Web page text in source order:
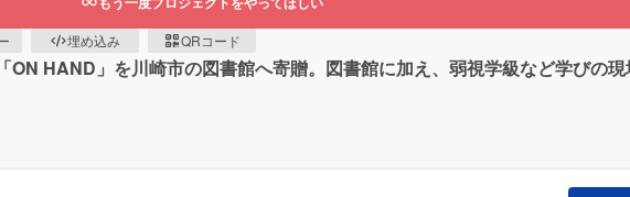
埋め込み QRコード
HAND」を川崎市の図書館へ寄贈。図書館に加え、弱視学級など学びの